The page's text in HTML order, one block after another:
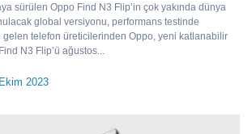
sürülen Oppo Find N3 Flip’in çok yakında dünya
global versiyonu, performans testinde
gelen telefon üreticilerinden Oppo, yeni katlanabilir
N3 Flip’ü ağustos...
2023